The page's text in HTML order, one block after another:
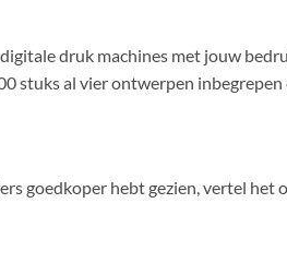
druk machines met jouw
stuks al vier ontwerpen
goedkoper hebt gezien, vertel het